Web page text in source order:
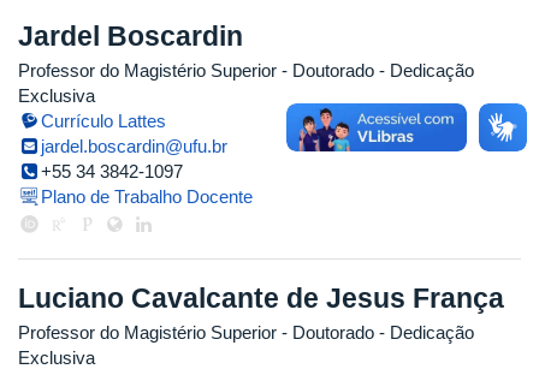
Jardel Boscardin
Professor do Magistério Superior - Doutorado - Dedicação
Exclusiva
Currículo Lattes
jardel.boscardin@ufu.br
+55 34 3842-1097
Plano de Trabalho Docente
Luciano Cavalcante de Jesus França
Professor do Magistério Superior - Doutorado - Dedicação
Exclusiva